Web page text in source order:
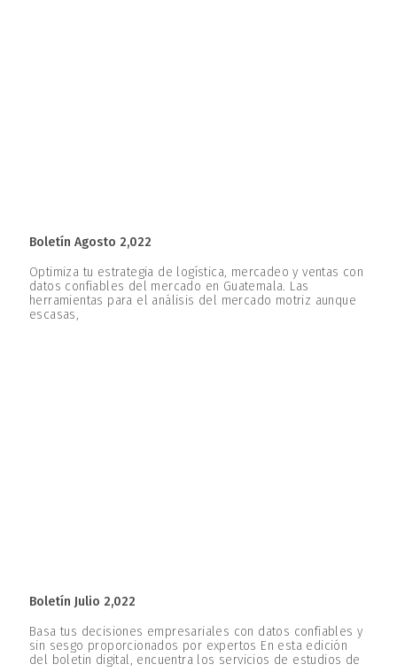
Boletín Agosto 2,022
Optimiza tu estrategia de logística, mercadeo y ventas con
datos confiables del mercado en Guatemala. Las
herramientas para el análisis del mercado motriz aunque
escasas,
Boletín Julio 2,022
Basa tus decisiones empresariales con datos confiables y
sin sesgo proporcionados por expertos En esta edición
del boletin digital, encuentra los servicios de estudios de